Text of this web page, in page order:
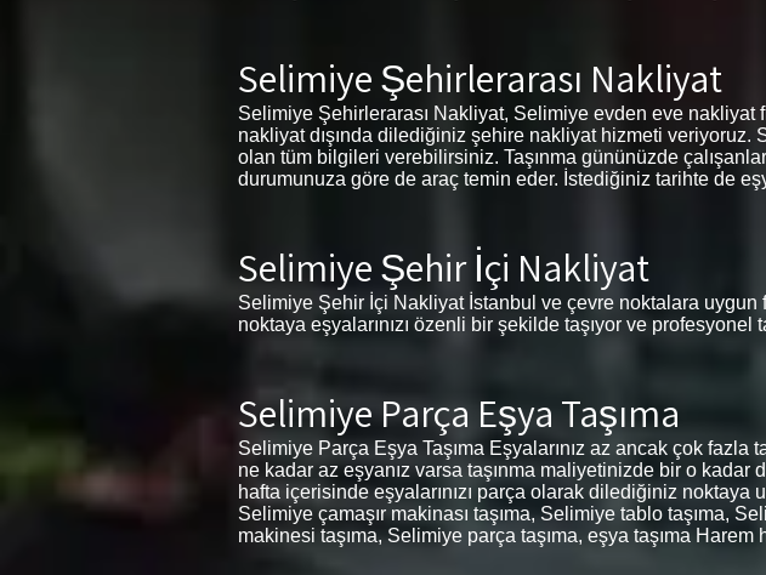
Selimiye Şehirlerarası Nakliyat
Selimiye Şehirlerarası Nakliyat, Selimiye evden eve nakliyat
nakliyat dışında dilediğiniz şehire nakliyat hizmeti
olan tüm bilgileri verebilirsiniz. Taşınma gününüzde
durumunuza göre de araç temin eder. İstediğiniz tarihte de
Selimiye Şehir İçi Nakliyat
Selimiye Şehir İçi Nakliyat İstanbul ve çevre noktalara
noktaya eşyalarınızı özenli bir şekilde taşıyor ve profesyonel
Selimiye Parça Eşya Taşıma
Selimiye Parça Eşya Taşıma Eşyalarınız az ancak çok fazla
ne kadar az eşyanız varsa taşınma maliyetinizde bir o kadar
hafta içerisinde eşyalarınızı parça olarak dilediğiniz noktaya
Selimiye çamaşır makinası taşıma, Selimiye tablo taşıma,
makinesi taşıma, Selimiye parça taşıma, eşya taşıma